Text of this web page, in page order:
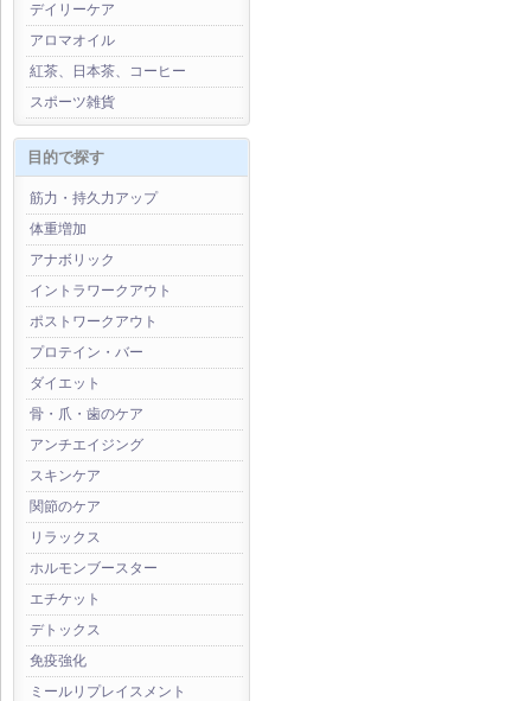
デイリーケア
アロマオイル
紅茶、日本茶、コーヒー
スポーツ雑貨
目的で探す
筋力・持久力アップ
体重増加
アナボリック
イントラワークアウト
ポストワークアウト
プロテイン・バー
ダイエット
骨・爪・歯のケア
アンチエイジング
スキンケア
関節のケア
リラックス
ホルモンブースター
エチケット
デトックス
免疫強化
ミールリプレイスメント